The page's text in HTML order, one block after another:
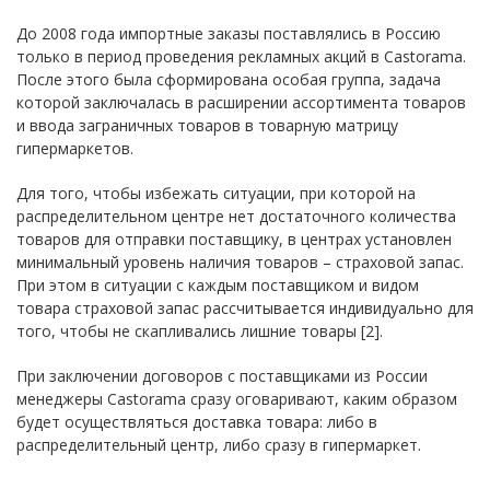
До 2008 года импортные заказы поставлялись в Россию
только в период проведения рекламных акций в Castorama.
После этого была сформирована особая группа, задача
которой заключалась в расширении ассортимента товаров
и ввода заграничных товаров в товарную матрицу
гипермаркетов.
Для того, чтобы избежать ситуации, при которой на
распределительном центре нет достаточного количества
товаров для отправки поставщику, в центрах установлен
минимальный уровень наличия товаров – страховой запас.
При этом в ситуации с каждым поставщиком и видом
товара страховой запас рассчитывается индивидуально для
того, чтобы не скапливались лишние товары [2].
При заключении договоров с поставщиками из России
менеджеры Castorama сразу оговаривают, каким образом
будет осуществляться доставка товара: либо в
распределительный центр, либо сразу в гипермаркет.